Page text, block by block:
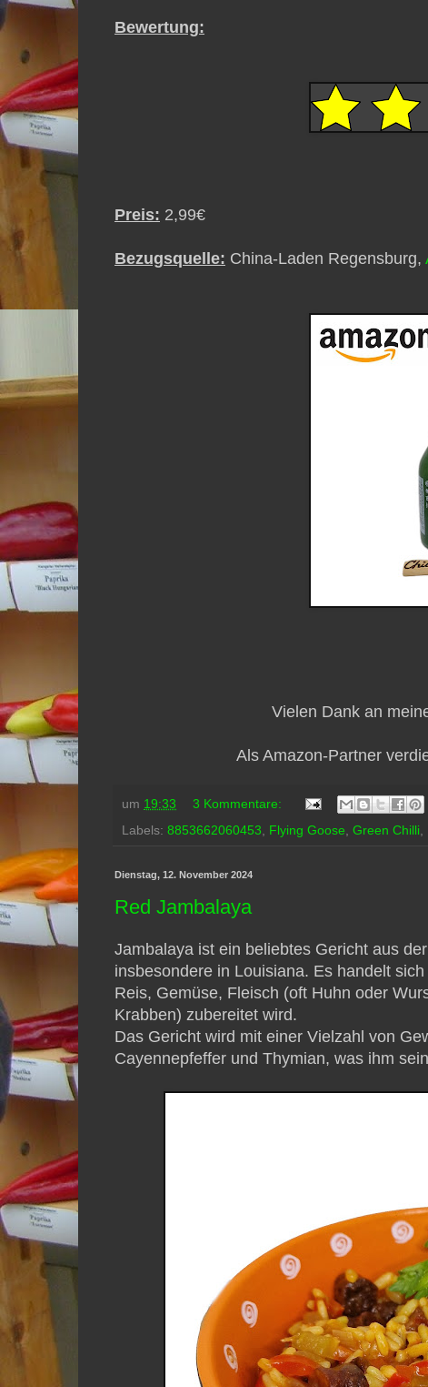
Bewertung:
Preis: 2,99€
Bezugsquelle: China-Laden Regensburg,
Vielen Dank an
Als Amazon-Partner
um 19:33
3 Kommentare:
Labels: 8853662060453 Flying Goose Green Chilli
Dienstag, 12. November 2024
Red Jambalaya
Jambalaya ist ein beliebtes Gericht aus
insbesondere in Louisiana. Es handelt
Reis, Gemüse, Fleisch (oft Huhn oder
Krabben) zubereitet wird.
Das Gericht wird mit einer Vielzahl von
Cayennepfeffer und Thymian, was ihm